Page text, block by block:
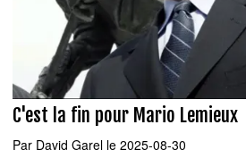
C'est la fin pour Mario Lemieux
Par David Garel le 2025-08-30